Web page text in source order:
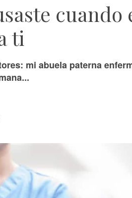
cuando
ti
mi abuela paterna